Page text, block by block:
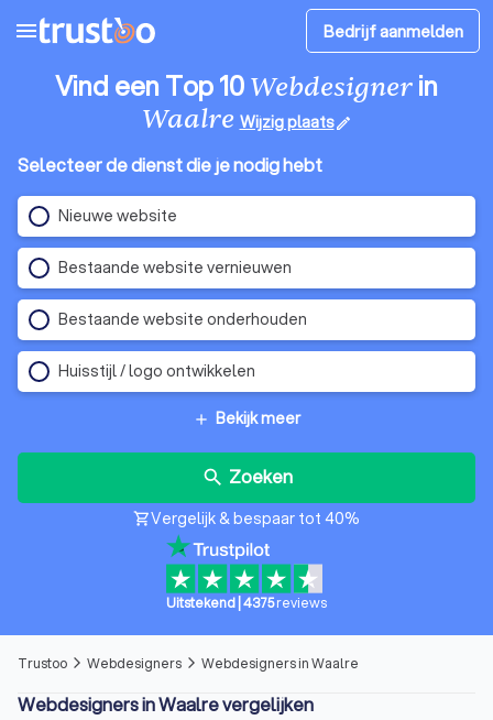
menu Bedrijf aanmelden
Vind een Top 10Webdesignerin
Waalre Wijzig plaatsedit
Selecteer de dienst die je nodig hebt
Nieuwe website
Bestaande website vernieuwen
Bestaande website onderhouden
Huisstijl / logo ontwikkelen
add Bekijk meer
search Zoeken
shopping_cartVergelijk & bespaar tot 40%
Uitstekend 4375reviews
Trustoo arrow_forward_ios Webdesigners arrow_forward_ios Webdesigners in Waalre
Webdesigners in Waalre vergelijken